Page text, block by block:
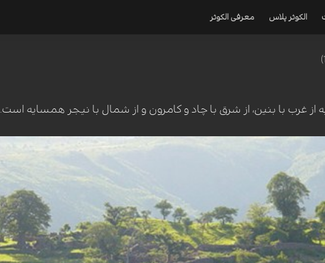
الکوثر پلاس معرفی الکوثر
از غرب با بنین، از شرق با چاد و کامرون و از شمال با نیجر همسایه ‌است.